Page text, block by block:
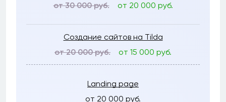
от 30 000 руб.
от 20 000 руб.
Создание сайтов на Tilda
от 20 000 руб.
от 15 000 руб.
Landing page
от 20 000 руб.